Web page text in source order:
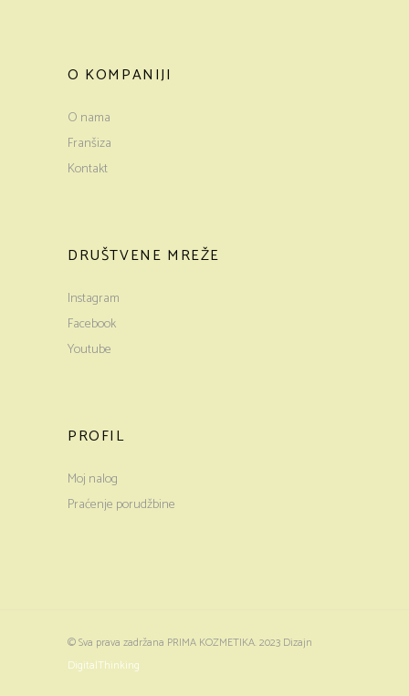
O KOMPANIJI
O nama
Franšiza
Kontakt
DRUŠTVENE MREŽE
Instagram
Facebook
Youtube
PROFIL
Moj nalog
Praćenje porudžbine
© Sva prava zadržana PRIMA KOZMETIKA. 2023 Dizajn
DigitalThinking